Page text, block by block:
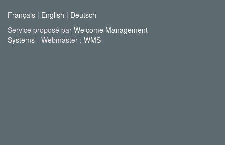
Français | English | Deutsch
Service proposé par Welcome Management
Systems - Webmaster : WMS